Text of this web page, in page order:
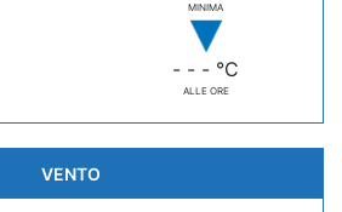
MINIMA
- - - °C
ALLE ORE
VENTO